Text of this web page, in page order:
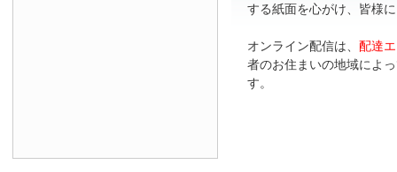
する紙面を心がけ、皆様
オンライン配信は、 配達
者のお住まいの地域によ
す。